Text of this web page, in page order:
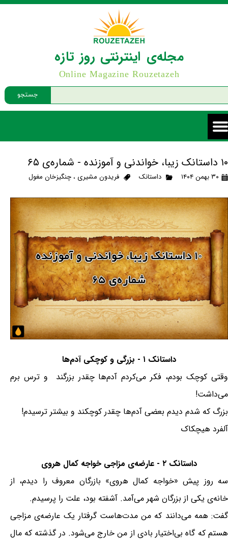
جستجو
مجله‌ی اینترنتی روز تازه
Online Magazine Rouzetazeh
۱۰ داستانک زیبا، خواندنی و آموزنده - شماره‌ی ۶۵
۳۰ بهمن ۱۴۰۴ داستانک فریدون مشیری ، چنگیزخان مغول
داستانک ۱ - بزرگی و کوچکی آدم‌ها
وقتی کوچک بودم، فکر می‌کردم آدم‌ها چقدر بزرگند و ترس برم
می‌داشت!
بزرگ که شدم دیدم بعضی آدم‌ها چقدر کوچکند و بیشتر ترسیدم!
آلفرد هیچکاک
داستانک ۲ - عارضه‌ی مزاجی خواجه كمال هروى
سه روز پيش «خواجه كمال هروى» بازرگان معروف را ديدم، از
خانه‌ی يكى از بزرگان شهر مى‌آمد. آشفته بود، علت را پرسيدم.
گفت: همه می‌دانند که من مدت‌هاست گرفتار یک عارضه‌ی مزاجی
هستم که گاه بی‌اختیار بادی از من خارج می‌شود. در گذشته که مال